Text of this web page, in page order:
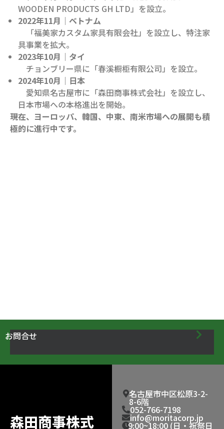
WOODEN PRODUCTS GH LTD」を設立。
2022年11月｜ベトナム
「福美家カスタム家具有限会社」を設立し、特注家
具事業を拡大。
2023年10月｜タイ
チョンブリー県に「春溪橱柜有限公司」を設立。
2024年10月｜日本
愛知県名古屋市に「森田商事株式会社」を設立し、
日本市場への本格進出を開始。
現在、ヨーロッパ、韓国、中東、南米市場への展開も積
極的に進行中です。
お問合せ
森田商事株式
名古屋市中区松原3-2-
8-6階
052-766-7198
info@moritacorp.jp
9:00~18:00 (日・祝祭日